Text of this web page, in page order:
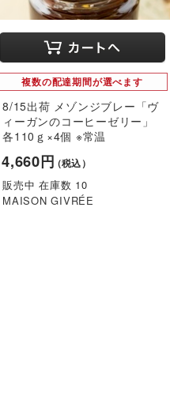
複数の配達期間が選べます
8/15出荷 メゾンジブレー「ヴ
ィーガンのコーヒーゼリー」
各110ｇ×4個 ※常温
4,660円（税込）
販売中 在庫数 10
MAISON GIVRÉE